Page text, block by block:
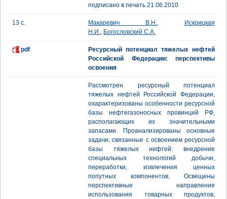
подписано в печать 21.06.2010
13 с. Макаревич В.Н.,
Искрицкая
Н.И., Богословский С.А.
pdf
Ресурсный потенциал тяжелых нефтей
Российской Федерации: перспективы
освоения
Рассмотрен ресурсный потенциал
тяжелых нефтей Российской Федерации,
охарактеризованы особенности ресурсной
базы нефтегазоносных провинций РФ,
располагающих их значительными
запасами. Проанализированы основные
задачи, связанные с освоением ресурсной
базы тяжелых нефтей: внедрение
специальных технологий добычи,
переработки, извлечения ценных
попутных компонентов. Освещены
перспективные направления
использования товарных продуктов,